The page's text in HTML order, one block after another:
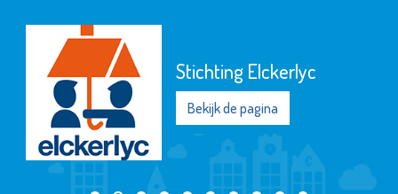
Stichting Elckerlyc
Bekijk de pagina